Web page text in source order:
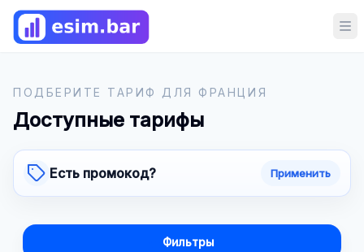
ПОДБЕРИТЕ ТАРИФ ДЛЯ ФРАНЦИЯ
Доступные тарифы
Есть промокод? Применить
Фильтры